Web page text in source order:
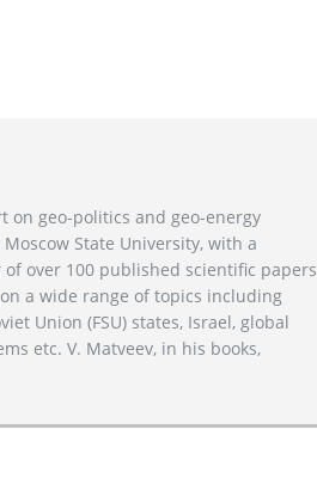
on geo-politics and geo-energy
State University, with a
over 100 published scientific papers
a wide range of topics including
Union (FSU) states, Israel, global
etc. V. Matveev, in his books,